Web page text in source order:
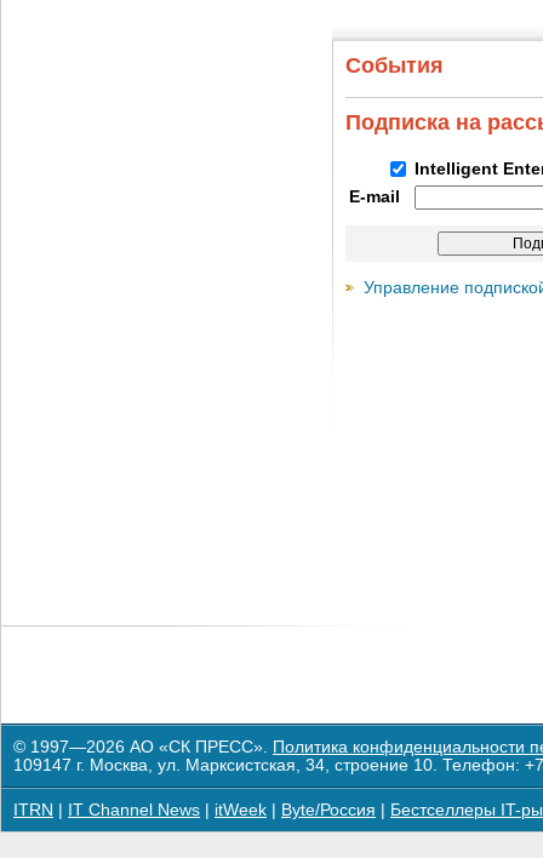
События
Подписка на
Intelligent
E-mail
Управление
© 1997—2026 АО «СК ПРЕСС». Политика конфиденциальности
109147 г. Москва, ул. Марксистская, 34, строение 10. Телефон:
ITRN IT Channel News itWeek Byte/Россия Бестселлеры IT-